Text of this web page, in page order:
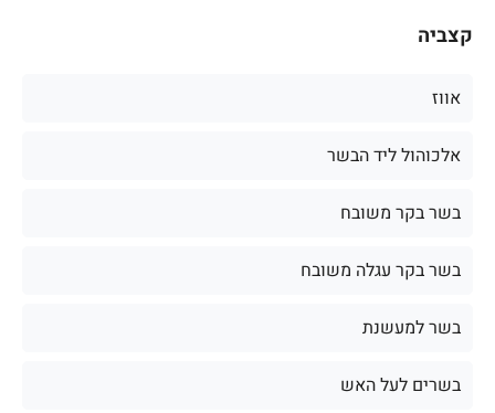
קצביה
אווז
אלכוהול ליד הבשר
בשר בקר משובח
בשר בקר עגלה משובח
בשר למעשנת
בשרים לעל האש